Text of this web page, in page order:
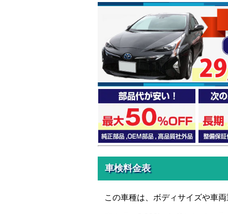
車検料金表
この車種は、ボディサイズや車